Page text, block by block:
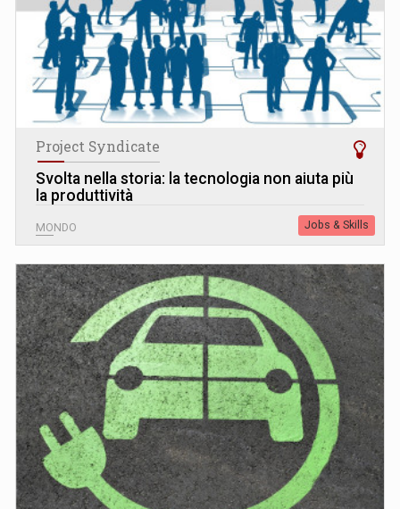
Project Syndicate
Svolta nella storia: la tecnologia non aiuta più
la produttività
MONDO Jobs & Skills